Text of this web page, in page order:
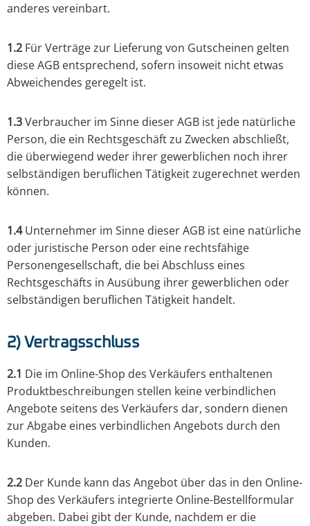
anderes vereinbart.
1.2 Für Verträge zur Lieferung von Gutscheinen gelten
diese AGB entsprechend, sofern insoweit nicht etwas
Abweichendes geregelt ist.
1.3Verbraucher im Sinne dieser AGB ist jede natürliche
Person, die ein Rechtsgeschäft zu Zwecken abschließt,
die überwiegend weder ihrer gewerblichen noch ihrer
selbständigen beruflichen Tätigkeit zugerechnet werden
können.
1.4Unternehmer im Sinne dieser AGB ist eine natürliche
oder juristische Person oder eine rechtsfähige
Personengesellschaft, die bei Abschluss eines
Rechtsgeschäfts in Ausübung ihrer gewerblichen oder
selbständigen beruflichen Tätigkeit handelt.
2) Vertragsschluss
2.1 Die im Online-Shop des Verkäufers enthaltenen
Produktbeschreibungen stellen keine verbindlichen
Angebote seitens des Verkäufers dar, sondern dienen
zur Abgabe eines verbindlichen Angebots durch den
Kunden.
2.2 Der Kunde kann das Angebot über das in den Online-
Shop des Verkäufers integrierte Online-Bestellformular
abgeben. Dabei gibt der Kunde, nachdem er die